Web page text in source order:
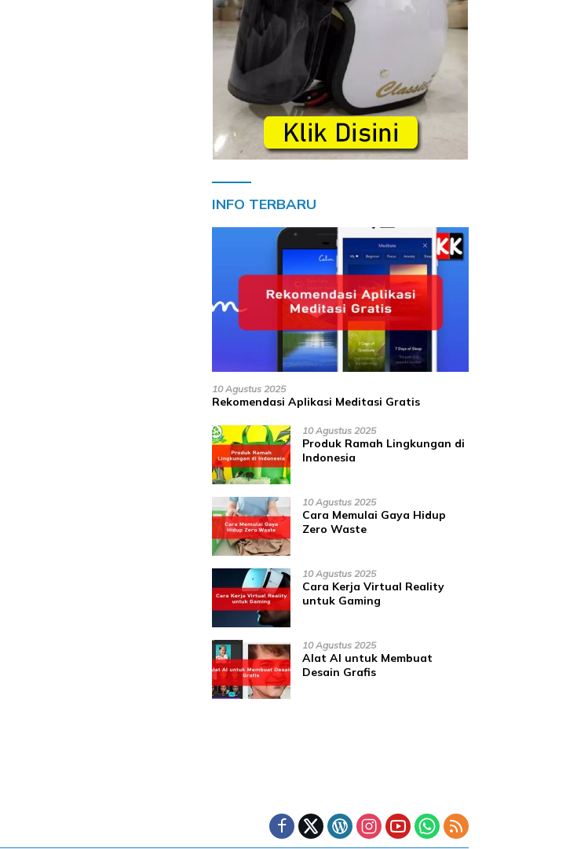
INFO TERBARU
10 Agustus 2025
Rekomendasi Aplikasi Meditasi Gratis
10 Agustus 2025
Produk Ramah Lingkungan di
Indonesia
10 Agustus 2025
Cara Memulai Gaya Hidup
Zero Waste
10 Agustus 2025
Cara Kerja Virtual Reality
untuk Gaming
10 Agustus 2025
Alat AI untuk Membuat
Desain Grafis